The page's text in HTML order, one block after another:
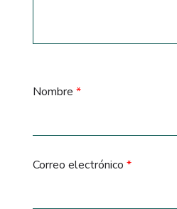
Nombre *
Correo electrónico *